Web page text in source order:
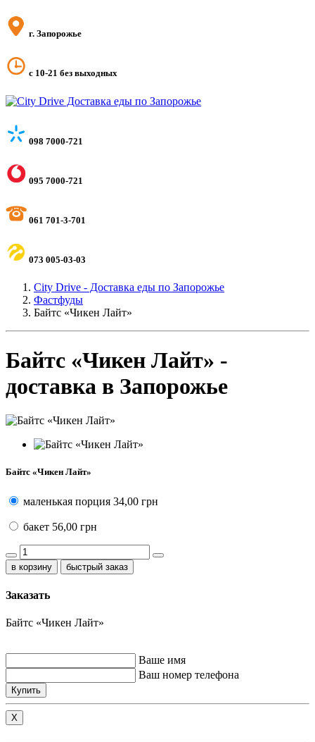
г. Запорожье
с 10-21 без выходных
098 7000-721
095 7000-721
061 701-3-701
073 005-03-03
City Drive - Доставка еды по Запорожье
Фастфуды
Байтс «Чикен Лайт»
Байтс «Чикен Лайт» -
доставка в Запорожье
Байтс «Чикен Лайт»
маленькая порция 34,00 грн
бакет 56,00 грн
быстрый заказ
Заказать
Байтс «Чикен Лайт»
Ваше имя
Ваш номер телефона
Купить
X